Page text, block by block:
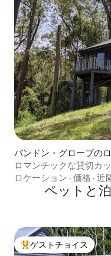
バンドン・グローブの
ロマンチックな貸切カ
ロケーション · 価格 · 近
ペットと
大好評のゲストチョイ
ゲストチョイス